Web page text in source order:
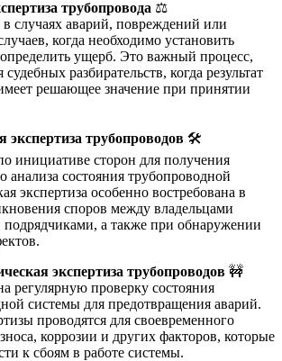
трубопровода ⚖️
в случаях аварий, повреждений или
когда необходимо установить
ущерб. Это важный процесс,
разбирательств, когда результат
решающее значение при принятии
экспертиза трубопроводов 🛠️
инициативе сторон для получения
анализа состояния трубопроводной
экспертиза особенно востребована в
споров между владельцами
а также при обнаружении
экспертиза трубопроводов 🚧
регулярную проверку состояния
системы для предотвращения аварий.
проводятся для своевременного
коррозии и других факторов, которые
к сбоям в работе системы.